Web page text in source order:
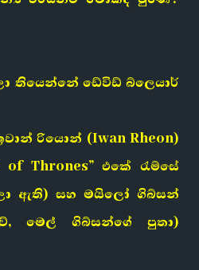
තියෙන්නේ ඩේවිඩ් බ්ලෙයාර්
රියොන් (Iwan Rheon)
of Thrones” එකේ රැම්සේ
ඇති) සහ මයිලෝ ගිබ්සන්
මෙල් ගිබ්සන්ගේ පුතා)